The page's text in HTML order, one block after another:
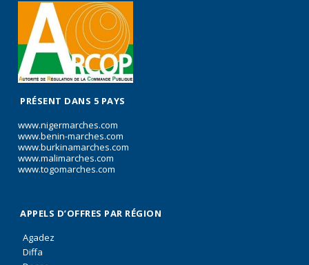
PRÉSENT DANS 5 PAYS
www.nigermarches.com
www.benin-marches.com
www.burkinamarches.com
www.malimarches.com
www.togomarches.com
APPELS D’OFFRES PAR RÉGION
Agadez
Diffa